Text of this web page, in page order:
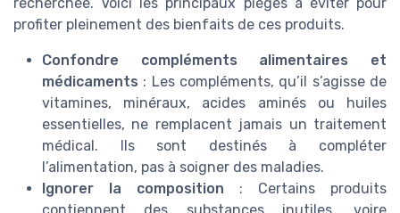
recherchée. Voici les principaux pièges à éviter pour
profiter pleinement des bienfaits de ces produits.
Confondre compléments alimentaires et
médicaments : Les compléments, qu’il s’agisse de
vitamines, minéraux, acides aminés ou huiles
essentielles, ne remplacent jamais un traitement
médical. Ils sont destinés à compléter
l’alimentation, pas à soigner des maladies.
Ignorer la composition : Certains produits